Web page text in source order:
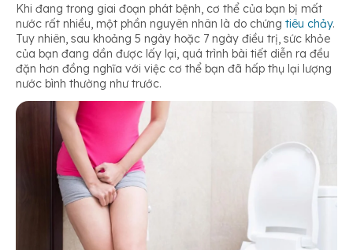
Khi đang trong giai đoạn phát bệnh, cơ thể của bạn bị mất
nước rất nhiều, một phần nguyên nhân là do chứng tiêu chảy.
Tuy nhiên, sau khoảng 5 ngày hoặc 7 ngày điều trị, sức khỏe
của bạn đang dần được lấy lại, quá trình bài tiết diễn ra đều
đặn hơn đồng nghĩa với việc cơ thể bạn đã hấp thụ lại lượng
nước bình thường như trước.